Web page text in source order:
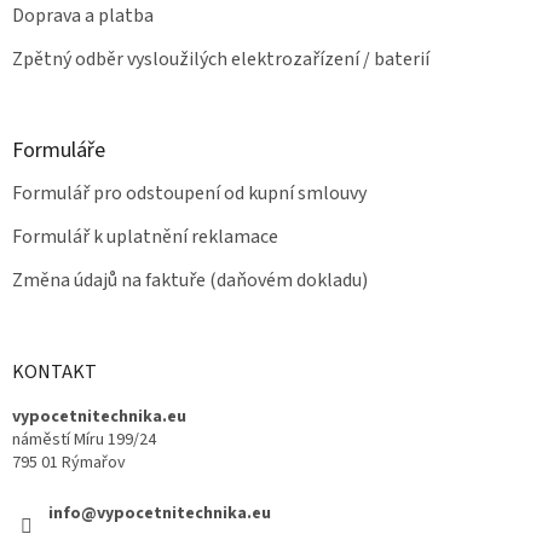
Doprava a platba
Zpětný odběr vysloužilých elektrozařízení / baterií
Formuláře
Formulář pro odstoupení od kupní smlouvy
Formulář k uplatnění reklamace
Změna údajů na faktuře (daňovém dokladu)
KONTAKT
vypocetnitechnika.eu
náměstí Míru 199/24
795 01 Rýmařov
info@vypocetnitechnika.eu